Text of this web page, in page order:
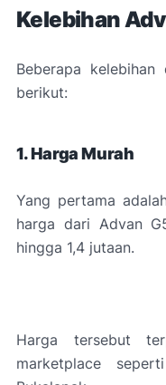
Kelebihan
Beberapa
berikut:
1. Harga Murah
Yang pertama
harga dari Advan
hingga 1,4 jutaan.
Harga tersebut
marketplace